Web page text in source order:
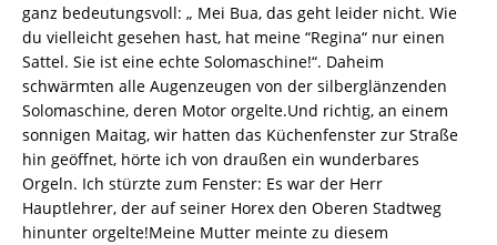
ganz bedeutungsvoll: „ Mei Bua, das geht leider nicht. Wie
du vielleicht gesehen hast, hat meine “Regina“ nur einen
Sattel. Sie ist eine echte Solomaschine!“. Daheim
schwärmten alle Augenzeugen von der silberglänzenden
Solomaschine, deren Motor orgelte.Und richtig, an einem
sonnigen Maitag, wir hatten das Küchenfenster zur Straße
hin geöffnet, hörte ich von draußen ein wunderbares
Orgeln. Ich stürzte zum Fenster: Es war der Herr
Hauptlehrer, der auf seiner Horex den Oberen Stadtweg
hinunter orgelte!Meine Mutter meinte zu diesem